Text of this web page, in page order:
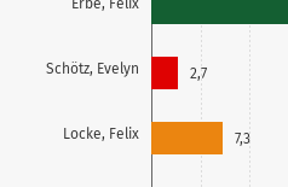
Schötz, Evelyn
Locke, Felix
2,7
7,3